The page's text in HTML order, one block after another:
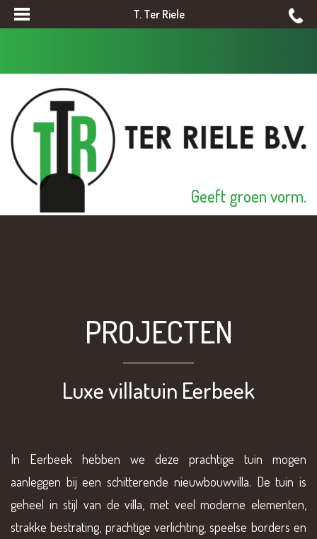
T. Ter Riele
Geeft groen vorm.
PROJECTEN
Luxe villatuin Eerbeek
In Eerbeek hebben we deze prachtige tuin mogen
aanleggen bij een schitterende nieuwbouwvilla. De tuin is
geheel in stijl van de villa, met veel moderne elementen,
strakke bestrating, prachtige verlichting, speelse borders en